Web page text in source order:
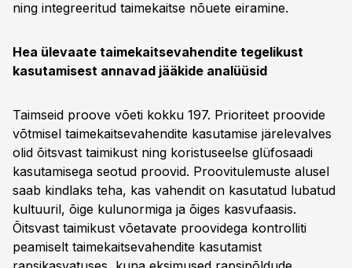
ning integreeritud taimekaitse nõuete eiramine.
Hea ülevaate taimekaitsevahendite tegelikust
kasutamisest annavad jääkide analüüsid
Taimseid proove võeti kokku 197. Prioriteet proovide
võtmisel taimekaitsevahendite kasutamise järelevalves
olid õitsvast taimikust ning koristuseelse glüfosaadi
kasutamisega seotud proovid. Proovitulemuste alusel
saab kindlaks teha, kas vahendit on kasutatud lubatud
kultuuril, õige kulunormiga ja õiges kasvufaasis.
Õitsvast taimikust võetavate proovidega kontrolliti
peamiselt taimekaitsevahendite kasutamist